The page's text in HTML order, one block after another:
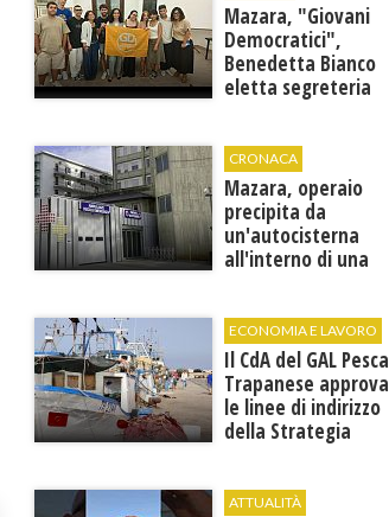
Mazara, "Giovani
Democratici",
Benedetta Bianco
eletta segreteria
CRONACA
Mazara, operaio
precipita da
un'autocisterna
all'interno di una
Sofia"
ECONOMIA E LAVORO
Il CdA del GAL Pesca
Trapanese approva
le linee di indirizzo
della Strategia
ATTUALITÀ